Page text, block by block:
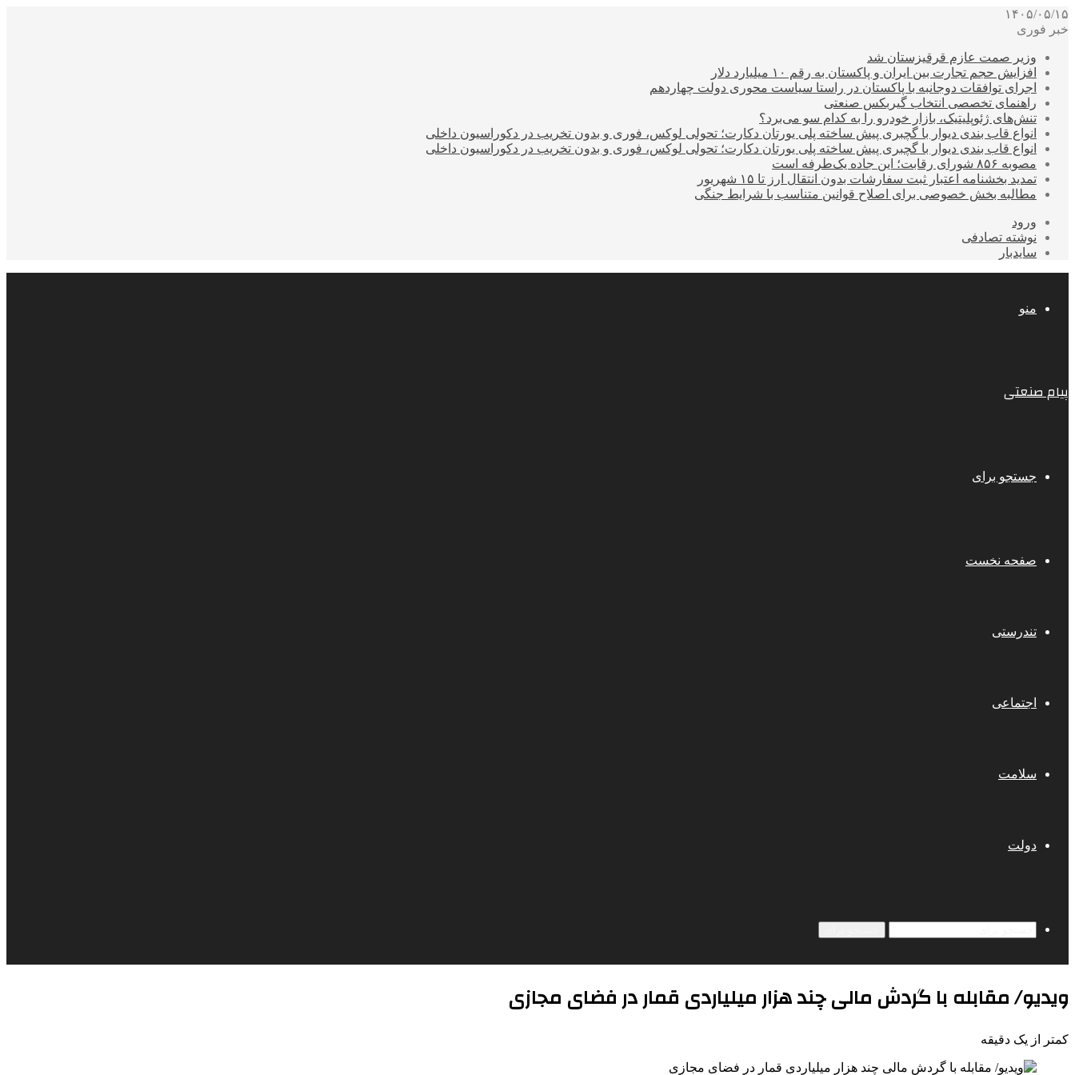
۱۴۰۵/۰۵/۱۵
خبر فوری
وزیر صمت عازم قرقیزستان شد
افزایش حجم تجارت بین ایران و پاکستان به رقم ۱۰ میلیارد دلار
اجرای توافقات دوجانبه با پاکستان در راستا سیاست محوری دولت چهاردهم
راهنمای تخصصی انتخاب گیربکس صنعتی
تنش‌های ژئوپلیتیک، بازار خودرو را به کدام سو می‌برد؟
انواع قاب بندی دیوار با گچبری پیش ساخته پلی یورتان دکارت؛ تحولی لوکس، فوری و بدون تخریب در دکوراسیون داخلی
انواع قاب بندی دیوار با گچبری پیش ساخته پلی یورتان دکارت؛ تحولی لوکس، فوری و بدون تخریب در دکوراسیون داخلی
مصوبه ۸۵۶ شورای رقابت؛ این جاده یک‌طرفه است
تمدید بخشنامه اعتبار ثبت سفارشات بدون انتقال ارز تا ۱۵ شهریور
مطالبه بخش خصوصی برای اصلاح قوانین متناسب با شرایط جنگی
ورود
نوشته تصادفی
سایدبار
منو
پیام صنعتی
جستجو برای
صفحه نخست
تندرستی
اجتماعی
سلامت
دولت
ویدیو/ مقابله با گردش مالی چند هزار میلیاردی قمار در فضای مجازی
کمتر از یک دقیقه